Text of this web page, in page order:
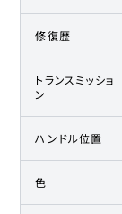
修復歴
トランスミッショ
ン
ハンドル位置
色